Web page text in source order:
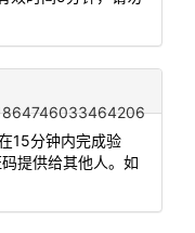
15分钟内完成验
提供给其他人。如